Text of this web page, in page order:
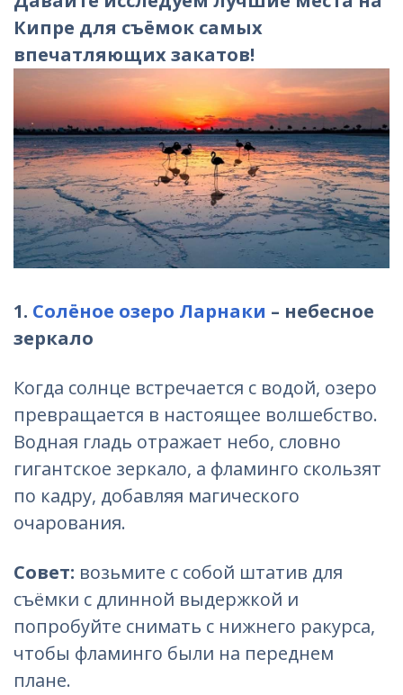
Кипре для съёмок самых
впечатляющих закатов!
1. Солёное озеро Ларнаки – небесное
зеркало
Когда солнце встречается с водой, озеро
превращается в настоящее волшебство.
Водная гладь отражает небо, словно
гигантское зеркало, а фламинго скользят
по кадру, добавляя магического
очарования.
Совет: возьмите с собой штатив для
съёмки с длинной выдержкой и
попробуйте снимать с нижнего ракурса,
чтобы фламинго были на переднем
плане.